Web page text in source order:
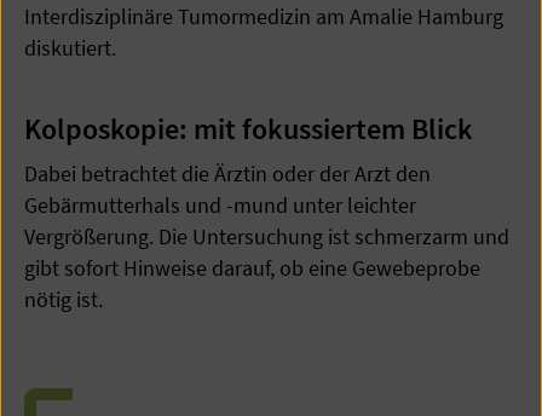
Interdisziplinäre Tumormedizin am Amalie Hamburg
diskutiert.
Kolposkopie: mit fokussiertem Blick
Dabei betrachtet die Ärztin oder der Arzt den
Gebärmutterhals und -mund unter leichter
Vergrößerung. Die Untersuchung ist schmerzarm und
gibt sofort Hinweise darauf, ob eine Gewebeprobe
nötig ist.